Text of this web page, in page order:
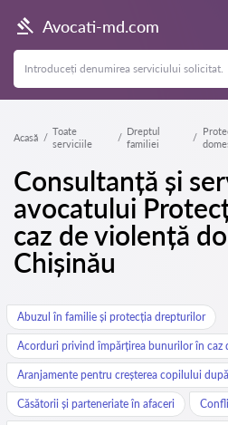
Avocati-md.com
Acasă
Toate
serviciile
Dreptul
familiei
Consultanță și
avocatului
caz de violență
Chișinău
Abuzul în familie și protecția drepturilor
Acorduri privind împărțirea bunurilor în caz
Aranjamente pentru creșterea copilului
Căsătorii și parteneriate în afaceri